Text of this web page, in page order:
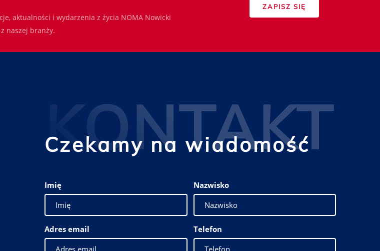
aktualności i wydarzenia z życia NOMA Nowicki
naszej branży.
ZAPISZ SIĘ
KONTAKT
Czekamy na wiadomość
Imię Nazwisko
Adres email Telefon